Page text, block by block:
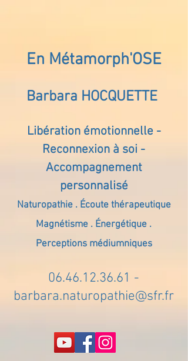
En Métamorph'OSE
Barbara HOCQUETTE
Libération émotionnelle -
Reconnexion à soi -
Accompagnement
personnalisé
Naturopathie . Écoute thérapeutique
Magnétisme . Énergétique .
Perceptions médiumniques
06.46.12.36.61 -
barbara.naturopathie@sfr.fr